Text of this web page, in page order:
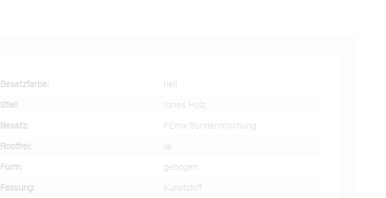
Besatzfarbe:
hell
Stiel:
rohes Holz
Besatz:
FEmix Borstenmischung
Rostfrei:
Ja
Form:
gebogen
Fassung:
Kunststoff